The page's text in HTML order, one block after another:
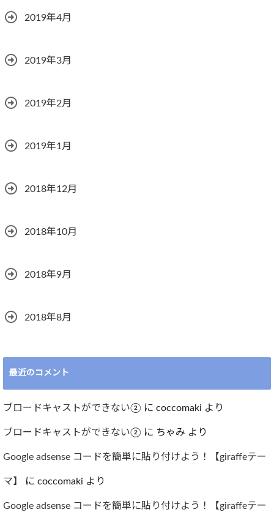
2019年4月
2019年3月
2019年2月
2019年1月
2018年12月
2018年10月
2018年9月
2018年8月
最近のコメント
ブロードキャストができない② に coccomaki より
ブロードキャストができない② に ちゃみ より
Google adsense コードを簡単に貼り付けよう！【giraffeテー
マ】 に coccomaki より
Google adsense コードを簡単に貼り付けよう！【giraffeテー